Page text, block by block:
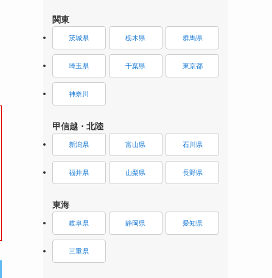
関東
茨城県 栃木県 群馬県
埼玉県 千葉県 東京都
神奈川
甲信越・北陸
新潟県 富山県 石川県
福井県 山梨県 長野県
東海
岐阜県 静岡県 愛知県
三重県